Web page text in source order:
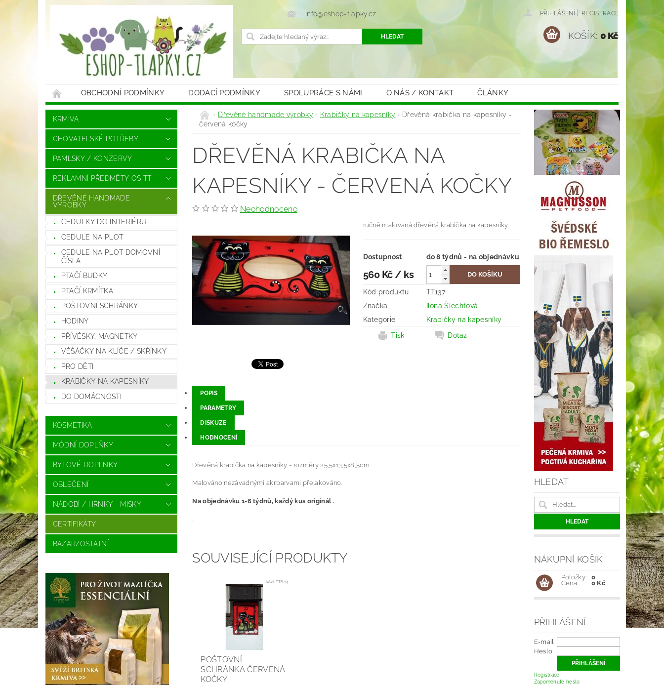
info@eshop-tlapky.cz PŘIHLÁŠENÍ | REGISTRACE
KOŠÍK: 0 Kč
OBCHODNÍ PODMÍNKY DODACÍ PODMÍNKY SPOLUPRÁCE S NÁMI O NÁS / KONTAKT ČLÁNKY
KRMIVA
CHOVATELSKÉ POTŘEBY
PAMLSKY / KONZERVY
REKLAMNÍ PŘEDMĚTY OS TT
DŘEVĚNÉ HANDMADE
VÝROBKY
CEDULKY DO INTERIÉRU
CEDULE NA PLOT
CEDULE NA PLOT DOMOVNÍ
ČÍSLA
PTAČÍ BUDKY
PTAČÍ KRMÍTKA
POŠTOVNÍ SCHRÁNKY
HODINY
PŘÍVĚSKY, MAGNETKY
VĚŠÁČKY NA KLÍČE / SKŘÍNKY
PRO DĚTI
KRABIČKY NA KAPESNÍKY
DO DOMÁCNOSTI
KOSMETIKA
MÓDNÍ DOPLŇKY
BYTOVÉ DOPLŇKY
OBLEČENÍ
NÁDOBÍ / HRNKY - MISKY
CERTIFIKÁTY
BAZAR/OSTATNÍ
Dřevěné handmade výrobky Krabičky na kapesníky
Dřevěná krabička na kapesníky -
červená kočky
DŘEVĚNÁ KRABIČKA NA
KAPESNÍKY - ČERVENÁ KOČKY
Neohodnoceno
ručně malovaná dřevěná krabička na kapesníky
Dostupnost do 8 týdnů - na objednávku
560 Kč / ks
Kód produktu
TT137
Značka
Ilona Šlechtová
Kategorie
Krabičky na kapesníky
Tisk
Dotaz
POPIS
PARAMETRY
DISKUZE
HODNOCENÍ
Dřevěná krabička na kapesníky - rozměry 25,5x13,5x8,5cm
Malováno nezávadnými akr.barvami,přelakováno.
Na objednávku 1-6 týdnů, každý kus originál .
SOUVISEJÍCÍ PRODUKTY
Kód: TT604
POŠTOVNÍ
SCHRÁNKA ČERVENÁ
KOČKY
HLEDAT
NÁKUPNÍ KOŠÍK
Položky:
Cena:
0
0 Kč
PŘIHLÁŠENÍ
E-mail
Heslo
Registrace
Zapomenuté heslo